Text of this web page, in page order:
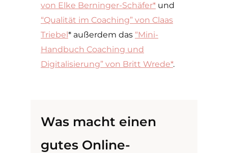
von Elke Berninger-Schäfer* und
“Qualität im Coaching” von Claas
Triebel* außerdem das “Mini-
Handbuch Coaching und
Digitalisierung” von Britt Wrede*.
Was macht einen
gutes Online-